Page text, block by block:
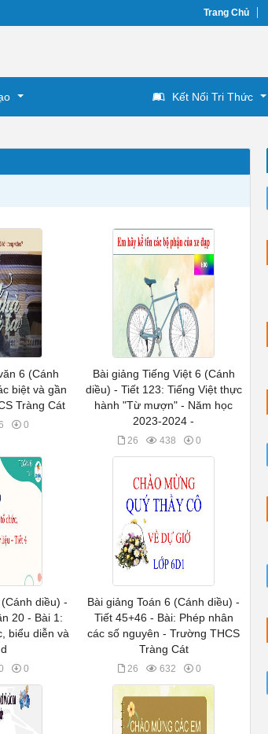
Trang Chủ
Kết Nối Tri Thức
6 (Cánh
biệt và gần
Tràng Cát
0
Bài giảng Tiếng Việt 6 (Cánh
diều) - Tiết 123: Tiếng Việt thực
hành "Từ mượn" - Năm học
2023-2024 -
26 438 0
diều) -
20 - Bài 1:
biểu diễn và
0
Bài giảng Toán 6 (Cánh diều) -
Tiết 45+46 - Bài: Phép nhân
các số nguyên - Trường THCS
Tràng Cát
26 632 0